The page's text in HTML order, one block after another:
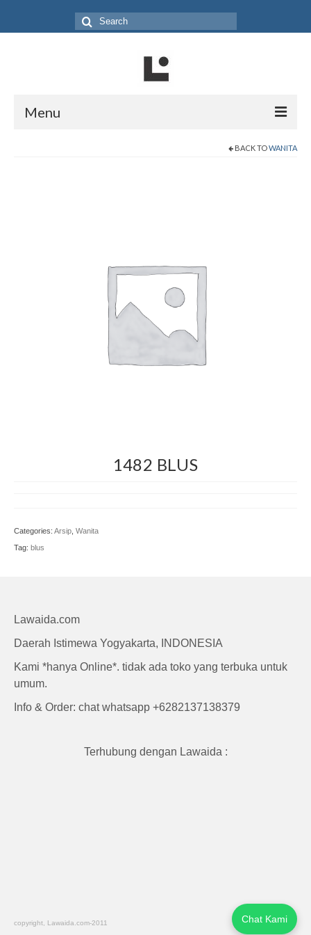
Search
for:
Menu
BACK TOWANITA
1482 BLUS
Categories: Arsip Wanita
Tag: blus
Lawaida.com
Daerah Istimewa Yogyakarta, INDONESIA
Kami *hanya Online*. tidak ada toko yang terbuka untuk
umum.
Info & Order: chat whatsapp +6282137138379
Terhubung dengan Lawaida :
copyright, Lawaida.com-2011 Chat Kami